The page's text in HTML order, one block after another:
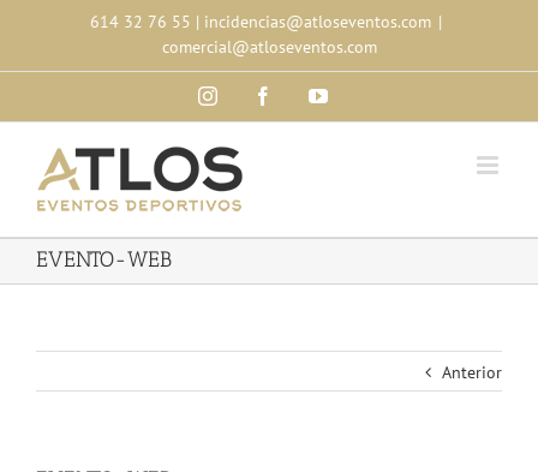
content
614 32 76 55 | incidencias@atloseventos.com |
comercial@atloseventos.com
InstagramFacebookYouTube
EVENTO-WEB
Anterior